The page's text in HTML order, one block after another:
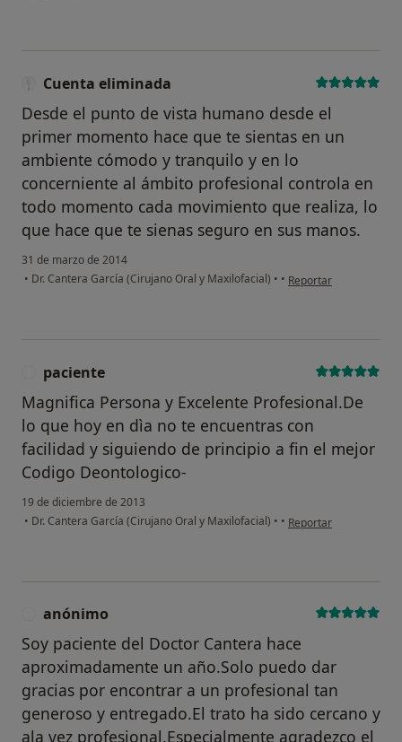
Cuenta eliminada
Desde el punto de vista humano desde el
primer momento hace que te sientas en un
ambiente cómodo y tranquilo y en lo
concerniente al ámbito profesional controla en
todo momento cada movimiento que realiza, lo
que hace que te sienas seguro en sus manos.
31 de marzo de 2014
• Dr. Cantera García (Cirujano Oral y Maxilofacial) • • en opinión del
Reportar
paciente
Magnifica Persona y Excelente Profesional.De
lo que hoy en dìa no te encuentras con
facilidad y siguiendo de principio a fin el mejor
Codigo Deontologico-
19 de diciembre de 2013
• Dr. Cantera García (Cirujano Oral y Maxilofacial) • • en opinión del usuario
Reportar
anónimo
Soy paciente del Doctor Cantera hace
aproximadamente un año.Solo puedo dar
gracias por encontrar a un profesional tan
generoso y entregado.El trato ha sido cercano y
ala vez profesional.Especialmente agradezco el